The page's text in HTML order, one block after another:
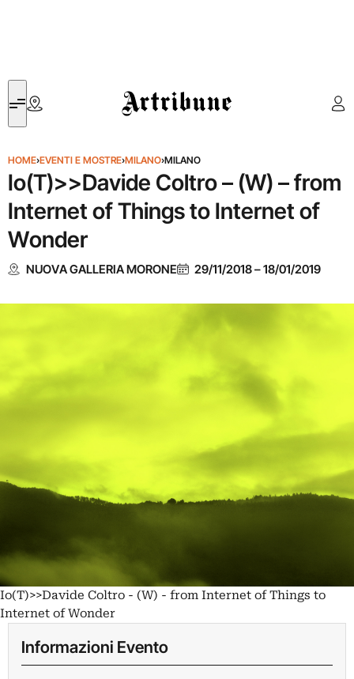
Artribune
HOME›EVENTI E MOSTRE›MILANO›MILANO
Io(T)>>Davide Coltro – (W) – from
Internet of Things to Internet of
Wonder
NUOVA GALLERIA MORONE 29/11/2018–18/01/2019
Io(T)>>Davide Coltro - (W) - from Internet of Things to
Internet of Wonder
Informazioni Evento